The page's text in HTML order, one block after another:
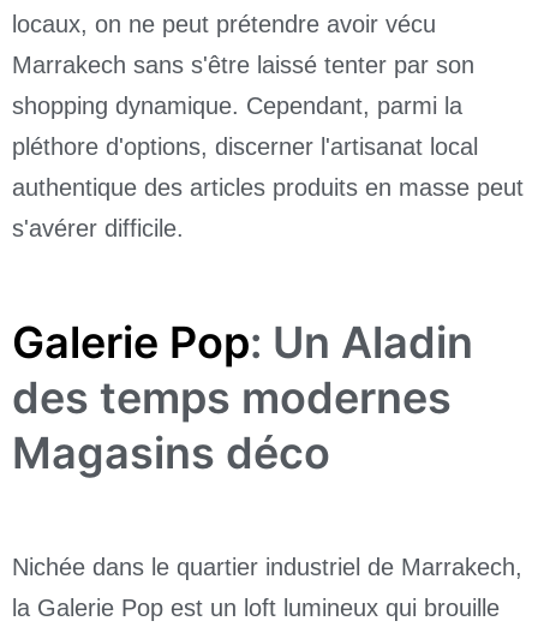
locaux, on ne peut prétendre avoir vécu
Marrakech sans s'être laissé tenter par son
shopping dynamique. Cependant, parmi la
pléthore d'options, discerner l'artisanat local
authentique des articles produits en masse peut
s'avérer difficile.
Galerie Pop: Un Aladin
des temps modernes
Magasins déco
Nichée dans le quartier industriel de Marrakech,
la Galerie Pop est un loft lumineux qui brouille